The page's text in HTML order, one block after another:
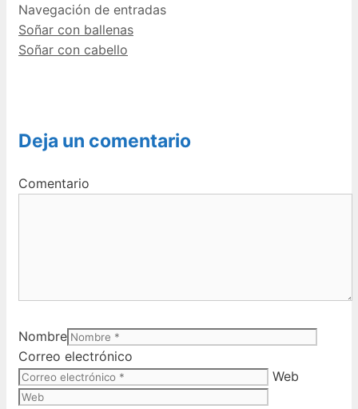
Navegación de entradas
Soñar con ballenas
Soñar con cabello
Deja un comentario
Comentario
Nombre
Correo electrónico
Web